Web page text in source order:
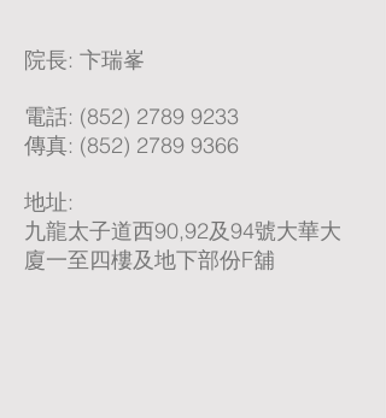
院長: 卞瑞峯
電話: (852) 2789 9233
​傳真: (852) 2789 9366
地址:
九龍太子道西90,92及94號大華大
廈一至四樓及地下部份F舖